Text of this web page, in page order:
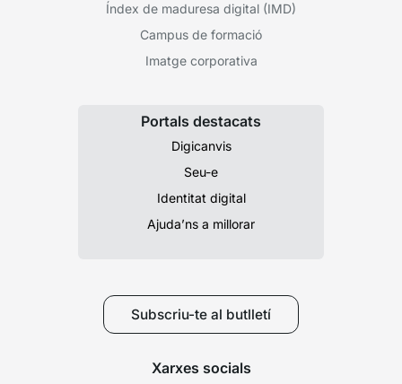
Índex de maduresa digital (IMD)
Campus de formació
Imatge corporativa
Portals destacats
Digicanvis
Seu-e
Identitat digital
Ajuda’ns a millorar
Subscriu-te al butlletí
Xarxes socials